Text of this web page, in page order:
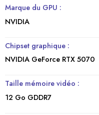
Marque du GPU :
NVIDIA
Chipset graphique :
NVIDIA GeForce RTX 5070
Taille mémoire vidéo :
12 Go GDDR7